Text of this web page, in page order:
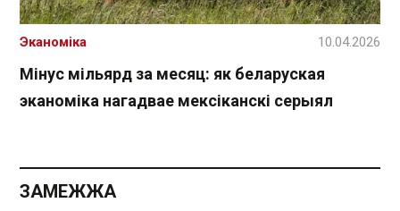
Мінус мільярд за месяц: як беларуская
эканоміка нагадвае мексіканскі серыял
Эканоміка 10.04.2026
ЗАМЕЖЖА